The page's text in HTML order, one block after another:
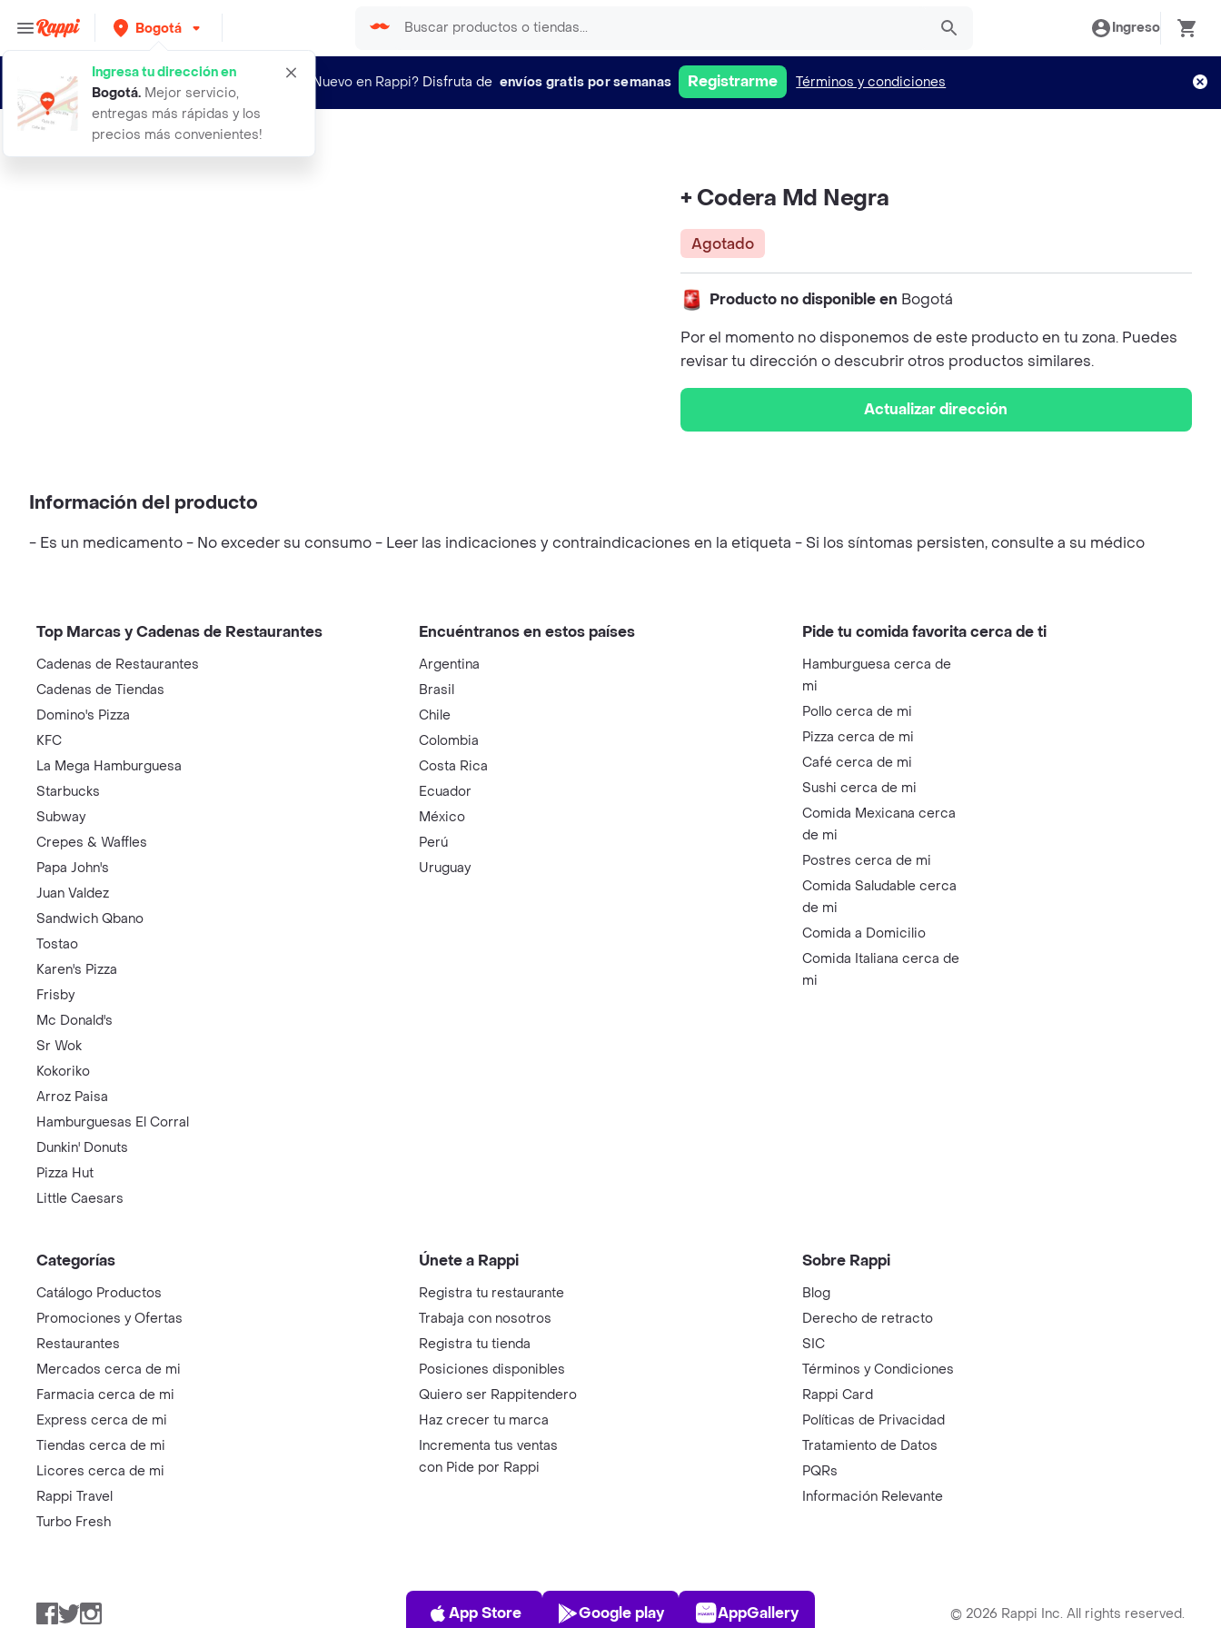
Bogotá
Ingresa tu dirección en
Bogotá. Mejor servicio,
entregas más rápidas y los
precios más convenientes!
Ingreso
¿Nuevo en Rappi? Disfruta de envíos gratis por semanas Registrarme Términos y condiciones
codera md negra
+ Codera Md Negra
Agotado
Producto no disponible en Bogotá
Por el momento no disponemos de este producto en tu zona. Puedes
revisar tu dirección o descubrir otros productos similares.
Actualizar dirección
Información del producto
- Es un medicamento - No exceder su consumo - Leer las indicaciones y contraindicaciones en la etiqueta - Si los síntomas persisten, consulte a su médico
Top Marcas y Cadenas de Restaurantes
Cadenas de Restaurantes
Cadenas de Tiendas
Domino's Pizza
KFC
La Mega Hamburguesa
Starbucks
Subway
Crepes & Waffles
Papa John's
Juan Valdez
Sandwich Qbano
Tostao
Karen's Pizza
Frisby
Mc Donald's
Sr Wok
Kokoriko
Arroz Paisa
Hamburguesas El Corral
Dunkin' Donuts
Pizza Hut
Little Caesars
Encuéntranos en estos países
Argentina
Brasil
Chile
Colombia
Costa Rica
Ecuador
México
Perú
Uruguay
Pide tu comida favorita cerca de ti
Hamburguesa cerca de
mi
Pollo cerca de mi
Pizza cerca de mi
Café cerca de mi
Sushi cerca de mi
Comida Mexicana cerca
de mi
Postres cerca de mi
Comida Saludable cerca
de mi
Comida a Domicilio
Comida Italiana cerca de
mi
Categorías
Catálogo Productos
Promociones y Ofertas
Restaurantes
Mercados cerca de mi
Farmacia cerca de mi
Express cerca de mi
Tiendas cerca de mi
Licores cerca de mi
Rappi Travel
Turbo Fresh
Únete a Rappi
Registra tu restaurante
Trabaja con nosotros
Registra tu tienda
Posiciones disponibles
Quiero ser Rappitendero
Haz crecer tu marca
Incrementa tus ventas
con Pide por Rappi
Sobre Rappi
Blog
Derecho de retracto
SIC
Términos y Condiciones
Rappi Card
Políticas de Privacidad
Tratamiento de Datos
PQRs
Información Relevante
Facebook
TwitterInstagram
App Store
App Store
Play Store
Google play
AppGallery
AppGallery © 2026 Rappi Inc. All rights reserved.